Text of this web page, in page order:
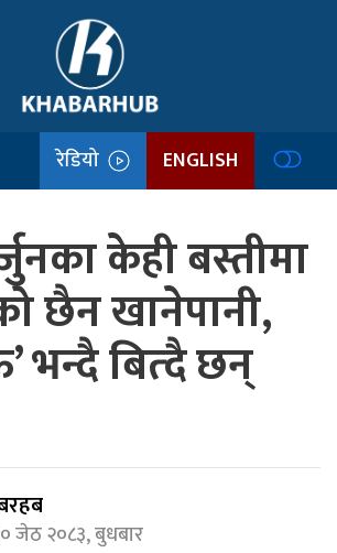
रेडियो ENGLISH
केही बस्तीमा
छैन खानेपानी,
भन्दै बित्दै छन्
जेठ २०८३, बुधबार